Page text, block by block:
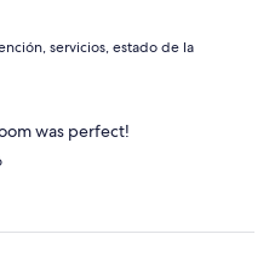
servicios, estado de la
was perfect!